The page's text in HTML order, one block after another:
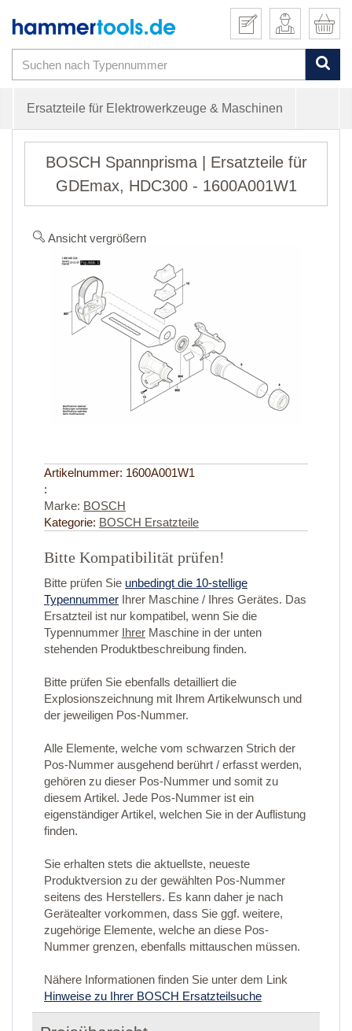
Ersatzteile für Elektrowerkzeuge & Maschinen
BOSCH Spannprisma | Ersatzteile für
GDEmax, HDC300 - 1600A001W1
Ansicht vergrößern
Artikelnummer: 1600A001W1
:
Marke: BOSCH
Kategorie: BOSCH Ersatzteile
Bitte Kompatibilität prüfen!
Bitte prüfen Sie unbedingt die 10-stellige
Typennummer Ihrer Maschine / Ihres Gerätes. Das
Ersatzteil ist nur kompatibel, wenn Sie die
Typennummer Ihrer Maschine in der unten
stehenden Produktbeschreibung finden.
Bitte prüfen Sie ebenfalls detailliert die
Explosionszeichnung mit Ihrem Artikelwunsch und
der jeweiligen Pos-Nummer.
Alle Elemente, welche vom schwarzen Strich der
Pos-Nummer ausgehend berührt / erfasst werden,
gehören zu dieser Pos-Nummer und somit zu
diesem Artikel. Jede Pos-Nummer ist ein
eigenständiger Artikel, welchen Sie in der Auflistung
finden.
Sie erhalten stets die aktuellste, neueste
Produktversion zu der gewählten Pos-Nummer
seitens des Herstellers. Es kann daher je nach
Gerätealter vorkommen, dass Sie ggf. weitere,
zugehörige Elemente, welche an diese Pos-
Nummer grenzen, ebenfalls mittauschen müssen.
Nähere Informationen finden Sie unter dem Link
Hinweise zu Ihrer BOSCH Ersatzteilsuche